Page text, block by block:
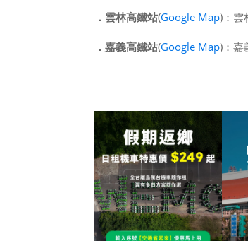
． 雲林高鐵站(Google Map)：雲
．嘉義高鐵站(Google Map)：嘉